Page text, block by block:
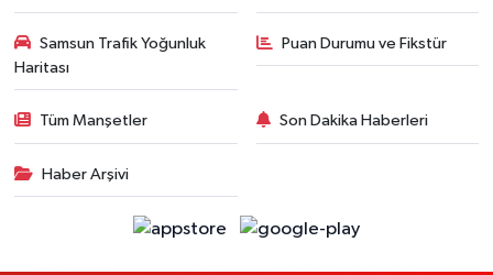
Samsun Trafik Yoğunluk
Haritası
Puan Durumu ve Fikstür
Tüm Manşetler Son Dakika Haberleri
Haber Arşivi